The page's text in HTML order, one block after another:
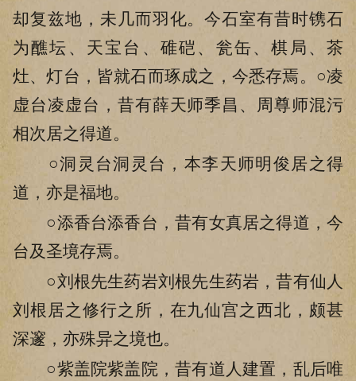
却复兹地，未几而羽化。今石室有昔时镌石
为醮坛、天宝台、碓硙、瓮缶、棋局、茶
灶、灯台，皆就石而琢成之，今悉存焉。○凌
虚台凌虚台，昔有薛天师季昌、周尊师混污
相次居之得道。
○洞灵台洞灵台，本李天师明俊居之得
道，亦是福地。
○添香台添香台，昔有女真居之得道，今
台及圣境存焉。
○刘根先生药岩刘根先生药岩，昔有仙人
刘根居之修行之所，在九仙宫之西北，颇甚
深邃，亦殊异之境也。
○紫盖院紫盖院，昔有道人建置，乱后唯